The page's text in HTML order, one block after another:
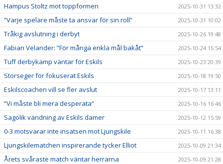
Hampus Stoltz mot toppformen 2025-10-31 13:32
”Varje spelare måste ta ansvar för sin roll” 2025-10-31 10:02
Tråkig avslutning i derbyt 2025-10-26 19:48
Fabian Velander: ”För många enkla mål bakåt” 2025-10-24 15:54
Tuff derbykamp väntar för Eskils 2025-10-23 20:39
Storseger för fokuserat Eskils 2025-10-18 19:50
Eskilscoachen vill se fler avslut 2025-10-17 13:11
”Vi måste bli mera desperata” 2025-10-16 16:46
Sagolik vändning av Eskils damer 2025-10-12 15:59
0-3 motsvarar inte insatsen mot Ljungskile 2025-10-11 16:38
Ljungskilematchen inspirerande tycker Elliot 2025-10-09 21:34
Årets svåraste match väntar herrarna 2025-10-09 21:28